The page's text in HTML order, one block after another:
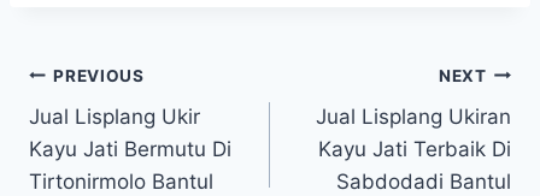
PREVIOUS
Jual Lisplang Ukir
Kayu Jati Bermutu Di
Tirtonirmolo Bantul
NEXT
Jual Lisplang Ukiran
Kayu Jati Terbaik Di
Sabdodadi Bantul